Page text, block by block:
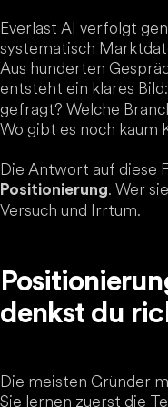
Everlast AI verfolgt
systematisch
Aus hunderten
entsteht ein klares
gefragt? Welche
Wo gibt es noch kaum
Die Antwort auf diese
Positionierung. Wer
Versuch und Irrtum.
denkst du
Die meisten Gründer
Sie lernen zuerst die